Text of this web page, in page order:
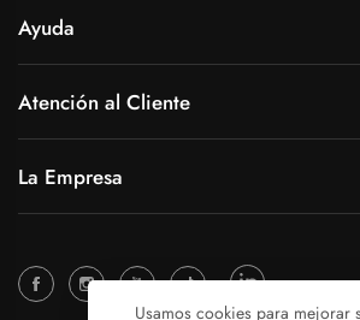
Ayuda
Atención al Cliente
La Empresa
Usamos cookies para mejorar